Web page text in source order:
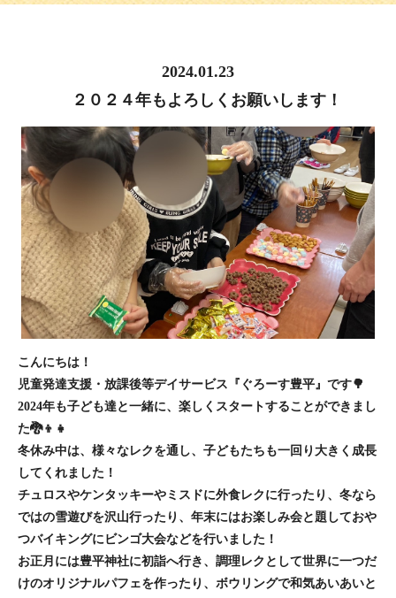
2024.01.23
２０２４年もよろしくお願いします！
こんにちは！
児童発達支援・放課後等デイサービス『ぐろーす豊平』です🌳
2024年も子ども達と一緒に、楽しくスタートすることができまし
た🐉👦👧
冬休み中は、様々なレクを通し、子どもたちも一回り大きく成長
してくれました！
チュロスやケンタッキーやミスドに外食レクに行ったり、冬なら
ではの雪遊びを沢山行ったり、年末にはお楽しみ会と題しておや
つバイキングにビンゴ大会などを行いました！
お正月には豊平神社に初詣へ行き、調理レクとして世界に一つだ
けのオリジナルパフェを作ったり、ボウリングで和気あいあいと